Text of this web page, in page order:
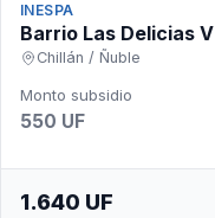
INESPA
Barrio Las Delicias V
Chillán / Ñuble
Monto subsidio
550 UF
1.640 UF